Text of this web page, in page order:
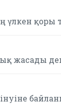
үлкен
жасады